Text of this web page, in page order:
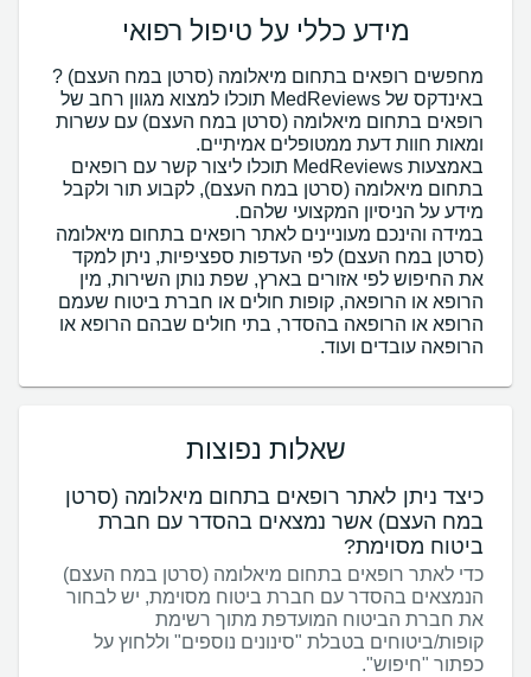
מידע כללי על טיפול רפואי
מחפשים רופאים בתחום מיאלומה (סרטן במח העצם) ?
באינדקס של MedReviews תוכלו למצוא מגוון רחב של
רופאים בתחום מיאלומה (סרטן במח העצם) עם עשרות
באמצעות MedReviews תוכלו ליצור קשר עם רופאים
בתחום מיאלומה (סרטן במח העצם), לקבוע תור ולקבל
במידה והינכם מעוניינים לאתר רופאים בתחום מיאלומה
(סרטן במח העצם) לפי העדפות ספציפיות, ניתן למקד
את החיפוש לפי אזורים בארץ, שפת נותן השירות, מין
הרופא או הרופאה, קופות חולים או חברת ביטוח שעמם
הרופא או הרופאה בהסדר, בתי חולים שבהם הרופא או
הרופאה עובדים ועוד.
שאלות נפוצות
כיצד ניתן לאתר רופאים בתחום מיאלומה (סרטן
במח העצם) אשר נמצאים בהסדר עם חברת
ביטוח מסוימת?
כדי לאתר רופאים בתחום מיאלומה (סרטן במח העצם)
הנמצאים בהסדר עם חברת ביטוח מסוימת, יש לבחור
את חברת הביטוח המועדפת מתוך רשימת
קופות/ביטוחים בטבלת "סינונים נוספים" וללחוץ על
כפתור "חיפוש".